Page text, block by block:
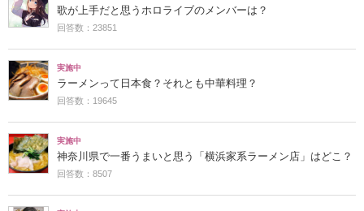
歌が上手だと思うホロライブのメンバーは？
回答数：23851
実施中
ラーメンって日本食？それとも中華料理？
回答数：19645
実施中
神奈川県で一番うまいと思う「横浜家系ラーメン店」はどこ？
回答数：8507